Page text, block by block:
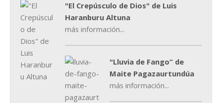
"El Crepúsculo de Dios" de Luis
Haranburu Altuna
más información...
"Lluvia de Fango” de
Maite Pagazaurtundúa
más información...